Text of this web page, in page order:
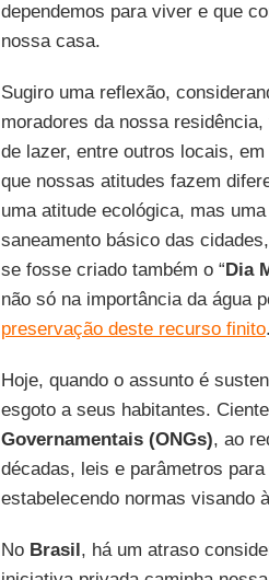
dependemos para viver e que
nossa casa.
Sugiro uma reflexão,
moradores da nossa
de lazer, entre outros locais,
que nossas atitudes fazem
uma atitude ecológica, mas
saneamento básico das
se fosse criado também o “Dia
não só na importância da água
preservação deste recurso finito.
Hoje, quando o assunto é
esgoto a seus habitantes.
Governamentais (ONGs), ao
décadas, leis e parâmetros
estabelecendo normas visando
No Brasil, há um atraso